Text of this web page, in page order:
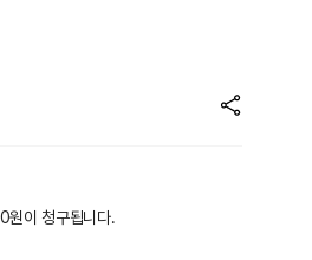
이 청구됩니다.